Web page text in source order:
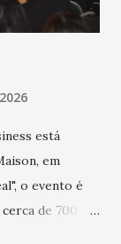
saber fazer a
está
em
o evento é
de 700